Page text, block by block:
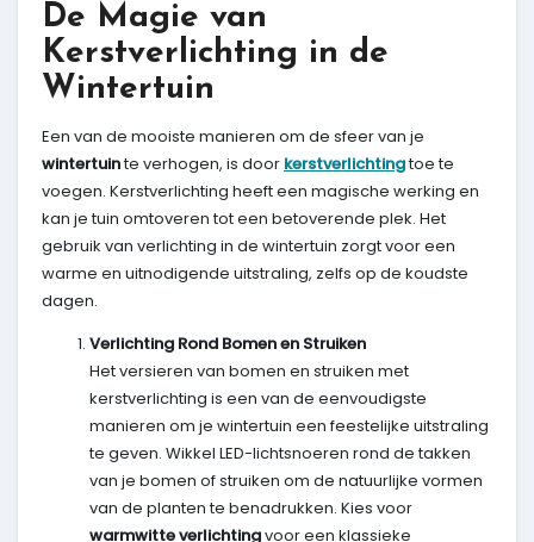
De Magie van
Kerstverlichting in de
Wintertuin
Een van de mooiste manieren om de sfeer van je
wintertuinte verhogen, is door kerstverlichtingtoe te
voegen. Kerstverlichting heeft een magische werking en
kan je tuin omtoveren tot een betoverende plek. Het
gebruik van verlichting in de wintertuin zorgt voor een
warme en uitnodigende uitstraling, zelfs op de koudste
dagen.
Verlichting Rond Bomen en Struiken
Het versieren van bomen en struiken met
kerstverlichting is een van de eenvoudigste
manieren om je wintertuin een feestelijke uitstraling
te geven. Wikkel LED-lichtsnoeren rond de takken
van je bomen of struiken om de natuurlijke vormen
van de planten te benadrukken. Kies voor
warmwitte verlichtingvoor een klassieke